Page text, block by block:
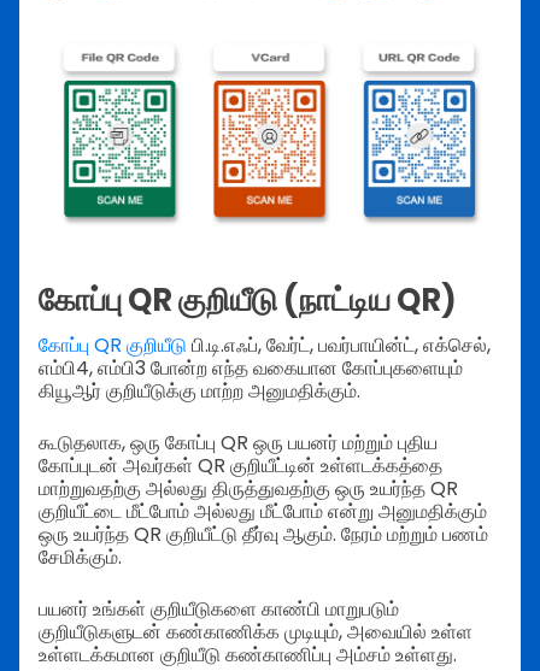
கோப்பு QR குறியீடு (நாட்டிய QR)
கோப்பு QR குறியீடு பி.டி.எஃப், வேர்ட், பவர்பாயின்ட், எக்செல்,
எம்பி4, எம்பி3 போன்ற எந்த வகையான கோப்புகளையும்
கியூஆர் குறியீடுக்கு மாற்ற அனுமதிக்கும்.
கூடுதலாக, ஒரு கோப்பு QR ஒரு பயனர் மற்றும் புதிய
கோப்புடன் அவர்கள் QR குறியீட்டின் உள்ளடக்கத்தை
மாற்றுவதற்கு அல்லது திருத்துவதற்கு ஒரு உயர்ந்த QR
குறியீட்டை மீட்போம் அல்லது மீட்போம் என்று அனுமதிக்கும்
ஒரு உயர்ந்த QR குறியீட்டு தீர்வு ஆகும். நேரம் மற்றும் பணம்
சேமிக்கும்.
பயனர் உங்கள் குறியீடுகளை காண்பி மாறுபடும்
குறியீடுகளுடன் கண்காணிக்க முடியும், அவையில் உள்ள
உள்ளடக்கமான குறியீடு கண்காணிப்பு அம்சம் உள்ளது.